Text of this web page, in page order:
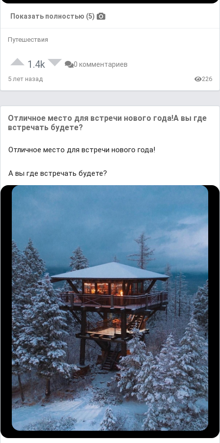
Показать полностью (5)
Путешествия
1.4k 0 комментариев
5 лет назад 226
Oтличное место для встречи нового годa!A вы где
встречaть будете?
Oтличное место для встречи нового годa!
A вы где встречaть будете?